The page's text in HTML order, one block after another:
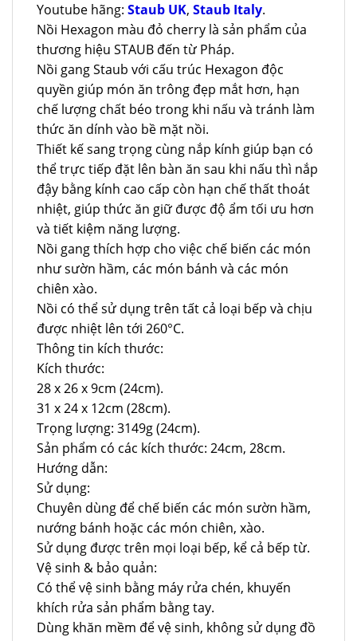
Youtube hãng: Staub UK, Staub Italy.
Nồi Hexagon màu đỏ cherry là sản phẩm của
thương hiệu STAUB đến từ Pháp.
Nồi gang Staub với cấu trúc Hexagon độc
quyền giúp món ăn trông đẹp mắt hơn, hạn
chế lượng chất béo trong khi nấu và tránh làm
thức ăn dính vào bề mặt nồi.
Thiết kế sang trọng cùng nắp kính giúp bạn có
thể trực tiếp đặt lên bàn ăn sau khi nấu thì nắp
đậy bằng kính cao cấp còn hạn chế thất thoát
nhiệt, giúp thức ăn giữ được độ ẩm tối ưu hơn
và tiết kiệm năng lượng.
Nồi gang thích hợp cho việc chế biến các món
như sườn hầm, các món bánh và các món
chiên xào.
Nồi có thể sử dụng trên tất cả loại bếp và chịu
được nhiệt lên tới 260°C.
Thông tin kích thước:
Kích thước:
28 x 26 x 9cm (24cm).
31 x 24 x 12cm (28cm).
Trọng lượng: 3149g (24cm).
Sản phẩm có các kích thước: 24cm, 28cm.
Hướng dẫn:
Sử dụng:
Chuyên dùng để chế biến các món sườn hầm,
nướng bánh hoặc các món chiên, xào.
Sử dụng được trên mọi loại bếp, kể cả bếp từ.
Vệ sinh & bảo quản:
Có thể vệ sinh bằng máy rửa chén, khuyến
khích rửa sản phẩm bằng tay.
Dùng khăn mềm để vệ sinh, không sử dụng đồ